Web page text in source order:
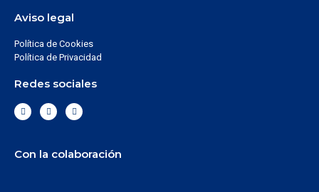
Aviso legal
Política de Cookies
Política de Privacidad
Redes sociales
Con la colaboración